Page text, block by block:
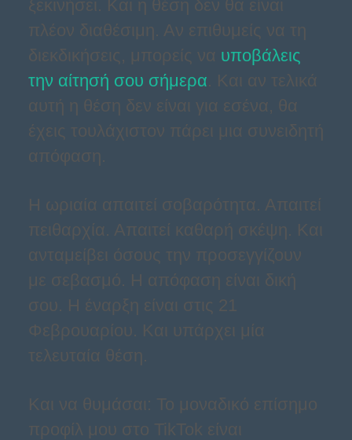
ξεκινήσει. Και η θέση δεν θα είναι
πλέον διαθέσιμη. Αν επιθυμείς να τη
διεκδικήσεις, μπορείς να υποβάλεις
την αίτησή σου σήμερα. Και αν τελικά
αυτή η θέση δεν είναι για εσένα, θα
έχεις τουλάχιστον πάρει μια συνειδητή
απόφαση.
Η ωριαία απαιτεί σοβαρότητα. Απαιτεί
πειθαρχία. Απαιτεί καθαρή σκέψη. Και
ανταμείβει όσους την προσεγγίζουν
με σεβασμό. Η απόφαση είναι δική
σου. Η έναρξη είναι στις 21
Φεβρουαρίου. Και υπάρχει μία
τελευταία θέση.
Και να θυμάσαι: Το μοναδικό επίσημο
προφίλ μου στο TikTok είναι